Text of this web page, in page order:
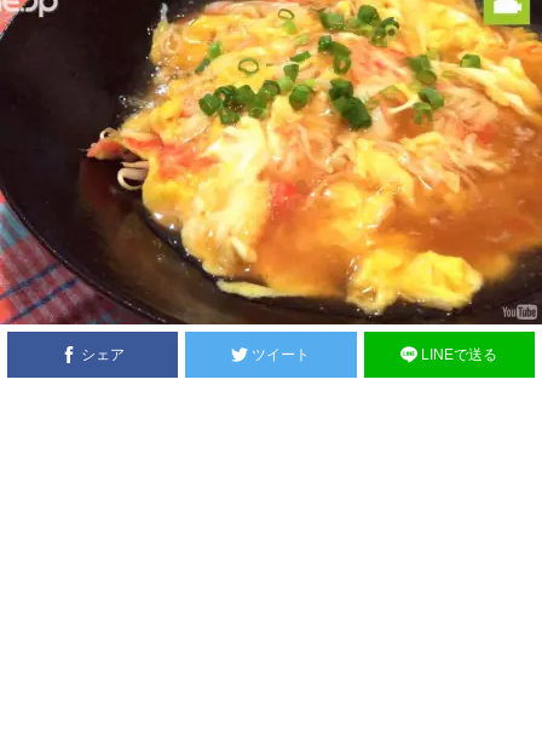
シェア ツイート LINEで送る